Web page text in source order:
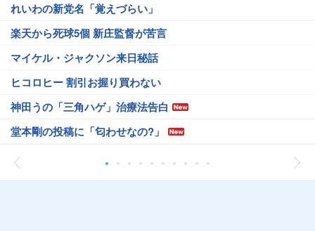
れいわの新党名「覚えづらい」
楽天から死球5個 新庄監督が苦言
マイケル・ジャクソン来日秘話
ヒコロヒー 割引お握り買わない
神田うの「三角ハゲ」治療法告白
堂本剛の投稿に「匂わせなの?」